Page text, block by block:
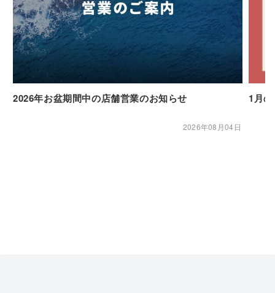
2026年お盆期間中の店舗営業のお知らせ
2026年08月04日
1月